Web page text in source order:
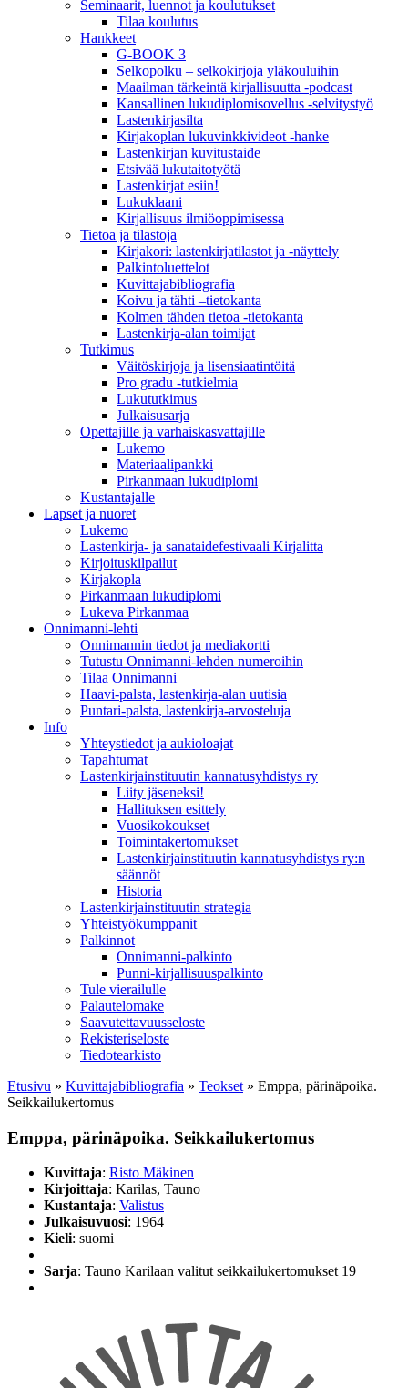
Seminaarit, luennot ja koulutukset
Tilaa koulutus
Hankkeet
G-BOOK 3
Selkopolku – selkokirjoja yläkouluihin
Maailman tärkeintä kirjallisuutta -podcast
Kansallinen lukudiplomisovellus -selvitystyö
Lastenkirjasilta
Kirjakoplan lukuvinkkivideot -hanke
Lastenkirjan kuvitustaide
Etsivää lukutaitotyötä
Lastenkirjat esiin!
Lukuklaani
Kirjallisuus ilmiöoppimisessa
Tietoa ja tilastoja
Kirjakori: lastenkirjatilastot ja -näyttely
Palkintoluettelot
Kuvittaja­bibliografia
Koivu ja tähti –tietokanta
Kolmen tähden tietoa -tietokanta
Lastenkirja-alan toimijat
Tutkimus
Väitöskirjoja ja lisensiaatintöitä
Pro gradu -tutkielmia
Lukututkimus
Julkaisusarja
Opettajille ja varhaiskasvattajille
Lukemo
Materiaalipankki
Pirkanmaan lukudiplomi
Kustantajalle
Lapset ja nuoret
Lukemo
Lastenkirja- ja sanataidefestivaali Kirjalitta
Kirjoituskilpailut
Kirjakopla
Pirkanmaan lukudiplomi
Lukeva Pirkanmaa
Onnimanni-lehti
Onnimannin tiedot ja mediakortti
Tutustu Onnimanni-lehden numeroihin
Tilaa Onnimanni
Haavi-palsta, lastenkirja-alan uutisia
Puntari-palsta, lastenkirja-arvosteluja
Info
Yhteystiedot ja aukioloajat
Tapahtumat
Lastenkirjainstituutin kannatusyhdistys ry
Liity jäseneksi!
Hallituksen esittely
Vuosikokoukset
Toimintakertomukset
Lastenkirjainstituutin kannatusyhdistys ry:n
säännöt
Historia
Lastenkirjainstituutin strategia
Yhteistyökumppanit
Palkinnot
Onnimanni-palkinto
Punni-kirjallisuuspalkinto
Tule vierailulle
Palautelomake
Saavutettavuusseloste
Rekisteriseloste
Tiedotearkisto
Etusivu » Kuvittaja­bibliografia » Teokset » Emppa, pärinäpoika.
Seikkailukertomus
Emppa, pärinäpoika. Seikkailukertomus
Kuvittaja: Risto Mäkinen
Kirjoittaja: Karilas, Tauno
Kustantaja: Valistus
Julkaisuvuosi: 1964
Kieli: suomi
Sarja: Tauno Karilaan valitut seikkailukertomukset 19